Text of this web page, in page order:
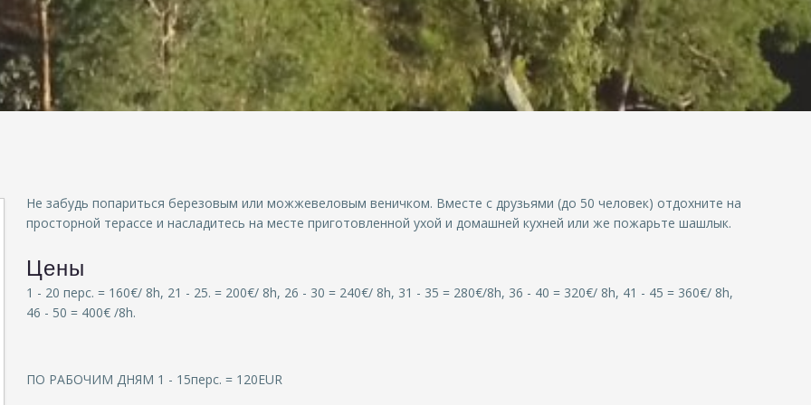
Не забудь попариться березовым или можжевеловым веничком. Вместе с друзьями (до 50 человек) отдохните на
просторной терассе и насладитесь на месте приготовленной ухой и домашней кухней или же пожарьте шашлык.
Цены
1 - 20 перс. = 160€/ 8h, 21 - 25. = 200€/ 8h, 26 - 30 = 240€/ 8h, 31 - 35 = 280€/8h, 36 - 40 = 320€/ 8h, 41 - 45 = 360€/ 8h,
46 - 50 = 400€ /8h.
ПO РАБOЧИМ ДНЯМ 1 - 15перс. = 120EUR